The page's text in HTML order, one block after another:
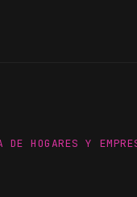
DE HOGARES Y